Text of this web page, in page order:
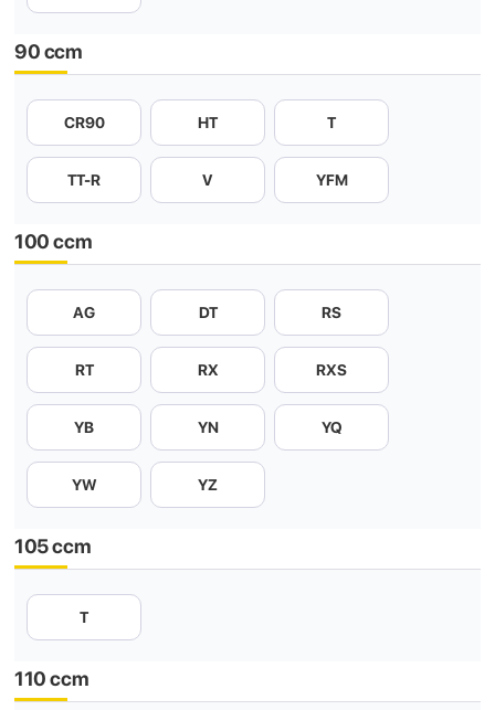
90 ccm
CR90 HT T
TT-R V YFM
100 ccm
AG DT RS
RT RX RXS
YB YN YQ
YW YZ
105 ccm
T
110 ccm